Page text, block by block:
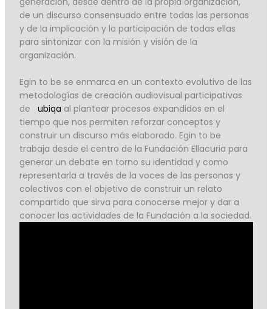
de un discurso consensuado entre todas las personas
y de la implicación y la participación de todas ellas
para sintonizar con la misión y visión de la
organización.
Egin to be se enmarca en un contexto evolutivo de las
metodologías de creación audiovisual participativas
de ubiqa al plantear procesos expandidos en el
tiempo que nos permiten reforzar conceptos y
construir un discurso más elaborado. Egin to be
trabaja desde el centro de la Fundación Ellacuria para
generar un debate en torno su identidad y como
representarla a través de la voces de las personas y
colectivos con el objetivo de construir un relato
compartido que sirva para conocerse mejor y dar a
conocer las actividades de la Fundación a la sociedad.